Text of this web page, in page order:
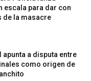
escala para dar con
de la masacre
a disputa entre
como origen de